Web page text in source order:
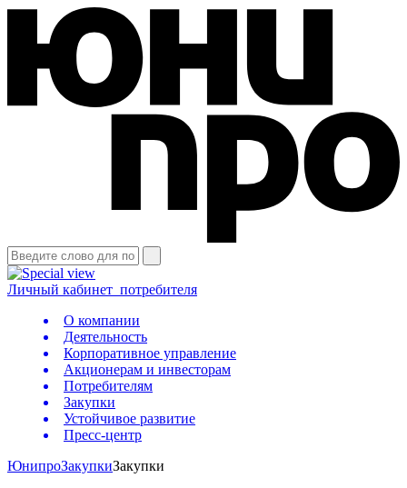
Личный кабинет потребителя
О компании
Деятельность
Корпоративное управление
Акционерам и инвесторам
Потребителям
Закупки
Устойчивое развитие
Пресс-центр
ЮнипроЗакупкиЗакупки